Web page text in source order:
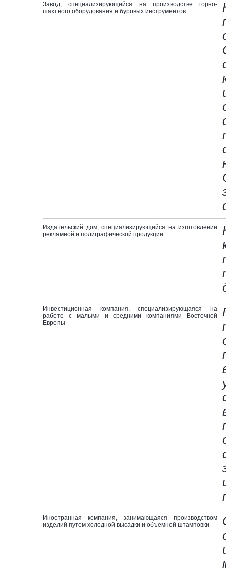
Завод, специализирующийся на производстве горно-
шахтного оборудования и буровых инструментов
Издательский дом, специализирующийся на изготовлении
рекламной и полиграфической продукции
Инвестиционная компания, специализирующаяся на
работе с малыми и средними компаниями Восточной
Европы
Иностранная компания, занимающаяся производством
изделий путем холодной высадки и объемной штамповки